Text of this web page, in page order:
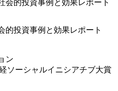
的投資事例と効果レポート
ン